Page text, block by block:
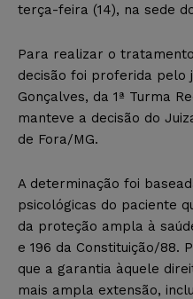
terça-feira (14), na sede
Para realizar o
decisão foi proferida pelo
Gonçalves, da 1ª Turma
manteve a decisão do
de Fora/MG.
A determinação foi
psicológicas do paciente
da proteção ampla à
e 196 da Constituição/88.
que a garantia àquele
mais ampla extensão,